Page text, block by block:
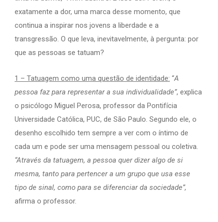
exatamente a dor, uma marca desse momento, que
continua a inspirar nos jovens a liberdade e a
transgressão. O que leva, inevitavelmente, à pergunta: por
que as pessoas se tatuam?
1 – Tatuagem como uma questão de identidade: “A
pessoa faz para representar a sua individualidade”, explica
o psicólogo Miguel Perosa, professor da Pontifícia
Universidade Católica, PUC, de São Paulo. Segundo ele, o
desenho escolhido tem sempre a ver com o íntimo de
cada um e pode ser uma mensagem pessoal ou coletiva.
“Através da tatuagem, a pessoa quer dizer algo de si
mesma, tanto para pertencer a um grupo que usa esse
tipo de sinal, como para se diferenciar da sociedade”,
afirma o professor.